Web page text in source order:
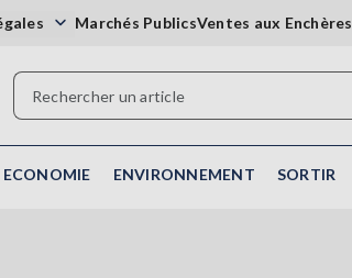
Marchés PublicsVentes aux Enchères
ECONOMIE ENVIRONNEMENT SORTIR